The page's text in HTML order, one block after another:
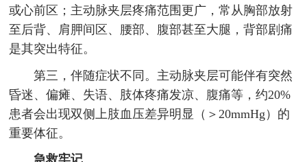
或心前区；主动脉夹层疼痛范围更广，常从胸部放射
至后背、肩胛间区、腰部、腹部甚至大腿，背部剧痛
是其突出特征。
第三，伴随症状不同。主动脉夹层可能伴有突然
昏迷、偏瘫、失语、肢体疼痛发凉、腹痛等，约20%
患者会出现双侧上肢血压差异明显（＞20mmHg）的
重要体征。